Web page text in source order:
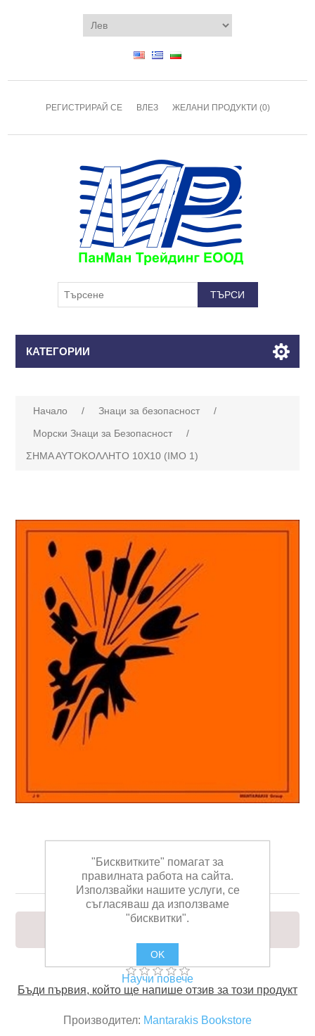
РЕГИСТРИРАЙ СЕ ВЛЕЗ ЖЕЛАНИ ПРОДУКТИ (0)
КАТЕГОРИИ
Начало / Знаци за безопасност
/
Морски Знаци за Безопасност
/
ΣΗΜΑ ΑΥΤΟΚΟΛΛΗΤΟ 10Χ10 (ΙΜΟ 1)
10Χ10 (ΙΜΟ 1)
Бъди първия, който ще напише отзив за този продукт
Производител: Mantarakis Bookstore
"Бисквитките" помагат за
правилната работа на сайта.
Използвайки нашите услуги, се
съгласяваш да използваме
"бисквитки".
OK
Научи повече